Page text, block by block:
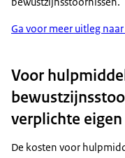
Ga voor meer uitleg
Voor
verplichte
De kosten voor